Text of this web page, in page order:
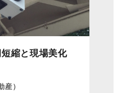
縮と現場美化
産）